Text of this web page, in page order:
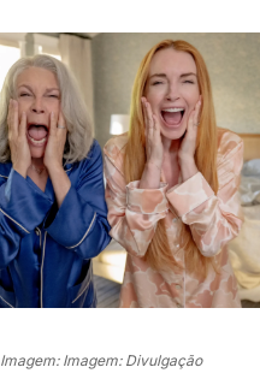
Imagem: Imagem: Divulgação